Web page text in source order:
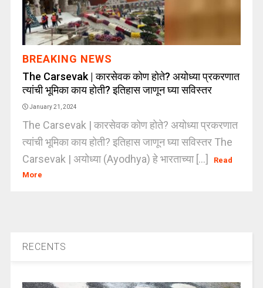
BREAKING NEWS
The Carsevak | कारसेवक कोण होते? अयोध्या प्रकरणात
त्यांची भूमिका काय होती? इतिहास जाणून घ्या सविस्तर
January 21, 2024
The Carsevak | कारसेवक कोण होते? अयोध्या प्रकरणात
त्यांची भूमिका काय होती? इतिहास जाणून घ्या सविस्तर The
Carsevak | अयोध्या (Ayodhya) हे भारताच्या [...]
Read
More
RECENTS